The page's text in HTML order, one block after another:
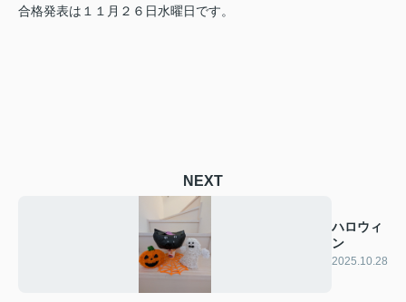
合格発表は１１月２６日水曜日です。
NEXT
ハロウィ
ン
2025.10.28